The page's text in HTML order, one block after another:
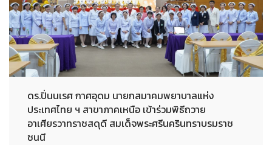
ดร.ปิ่นนเรศ กาศอุดม นายกสมาคมพยาบาลแห่ง
ประเทศไทย ฯ สาขาภาคเหนือ เข้าร่วมพิธีถวาย
อาเศียรวาทราชสดุดี สมเด็จพระศรีนครินทราบรมราช
ชนนี